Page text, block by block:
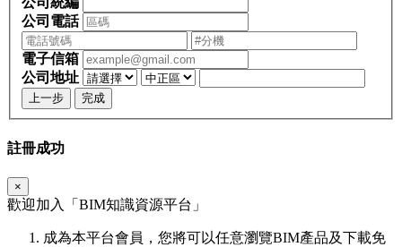
公司電話
電子信箱
公司地址
上一步 完成
註冊成功
×
歡迎加入「 BIM知識資源平台」
成為本平台會員，您將可以任意瀏覽BIM產品及下載免